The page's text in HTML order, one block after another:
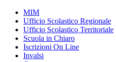
MIM
Ufficio Scolastico Regionale
Ufficio Scolastico Territoriale
Scuola in Chiaro
Iscrizioni On Line
Invalsi